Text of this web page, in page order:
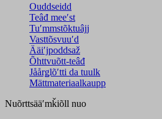
Ouddseidd
Teâđ meeʹst
Tuʹmmstõktuâjj
Vasttõsvuuʹd
Ääiʹjpoddsaž
Õhttvuõtt-teâđ
Jåårǥlõʹtti da tuulk
Mättmateriaalkaupp
Nuõrttsääʹmǩiõll nuo